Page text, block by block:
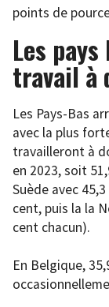
points de
Les
travail à
Les Pays-Bas
avec la plus
travailleront à
en 2023, soit
Suède avec
cent, puis la la
cent chacun).
En Belgique,